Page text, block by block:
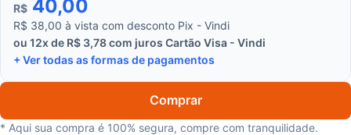
R$ 40,00
R$ 38,00 à vista com desconto Pix - Vindi
ou 12x de R$ 3,78 com juros Cartão Visa - Vindi
+ Ver todas as formas de pagamentos
Comprar
* Aqui sua compra é 100% segura, compre com tranquilidade.